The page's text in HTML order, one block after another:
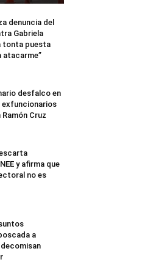
denuncia del
Gabriela
tonta puesta
atacarme”
desfalco en
exfuncionarios
Cruz
y afirma que
no es
a